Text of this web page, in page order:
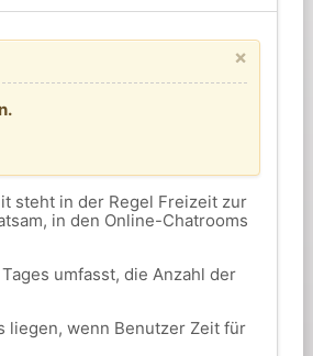
×
steht in der Regel Freizeit zur
in den Online-Chatrooms
umfasst, die Anzahl der
liegen, wenn Benutzer Zeit für